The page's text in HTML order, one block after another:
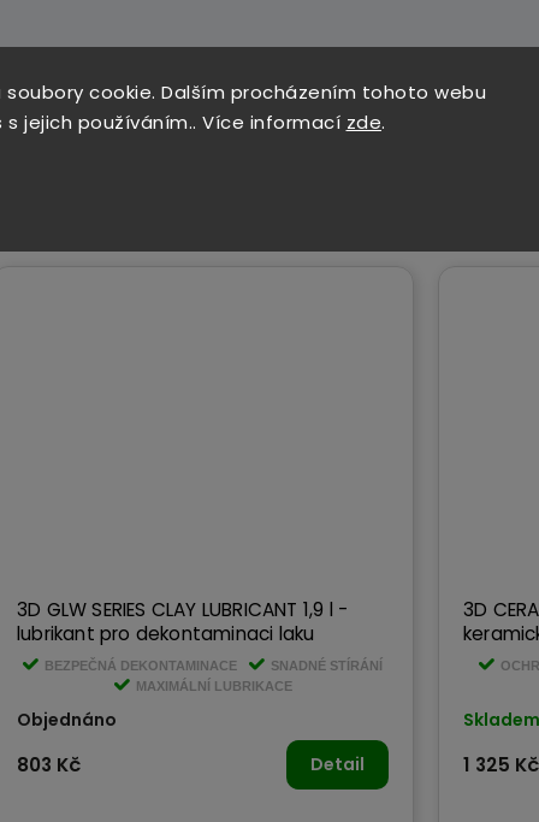
cookie. Dalším procházením tohoto webu
jejich používáním.. Více informací zde.
3D GLW SERIES CLAY LUBRICANT 1,9 l -
lubrikant pro dekontaminaci laku
BEZPEČNÁ DEKONTAMINACE
SNADNÉ STÍRÁNÍ
MAXIMÁLNÍ LUBRIKACE
Objednáno
803 Kč Detail
3D
Skladem
1 325 Kč